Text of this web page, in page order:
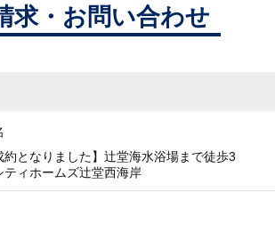
求・お問い合わせ
約となりました】辻堂海水浴場まで徒歩3
ィホームズ辻堂西海岸